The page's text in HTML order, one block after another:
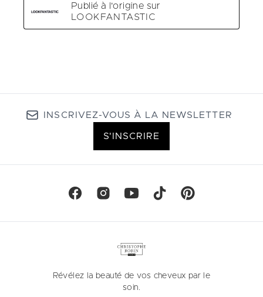
INSCRIVEZ-VOUS À LA NEWSLETTER
S'INSCRIRE
Révélez la beauté de vos cheveux par le
soin.